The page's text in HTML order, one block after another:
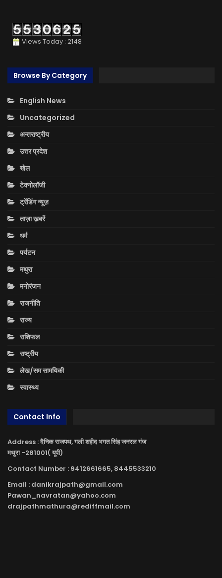
Views Today : 2148
Browse By Category
English News
Uncategorized
अन्तराष्ट्रीय
उत्तर प्रदेश
खेल
टेक्नोलॉजी
ट्रेंडिंग न्यूज़
ताज़ा ख़बरें
धर्म
पर्यटन
मथुरा
मनोरंजन
राजनीति
राज्य
राशिफल
राष्ट्रीय
लेख/सम सामयिकी
स्वास्थ्य
Contact Info
Address : दैनिक राजपथ, गली शहीद भगत सिंह जनरल गंज
मथुरा -281001( यूपी)
Contact Number : 9412661665, 8445533210
Email : danikrajpath@gmail.com
Pawan_navratan@yahoo.com
drajpathmathura@rediffmail.com